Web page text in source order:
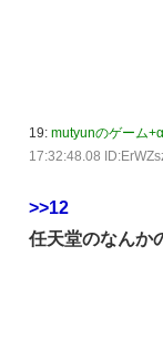
19: mutyunのゲーム
17:32:48.08
>>12
任天堂のなんか